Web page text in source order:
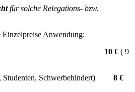
für solche Relegations- bzw.
Einzelpreise Anwendung:
10 € ( 9
Studenten, Schwerbehindert)
8 €